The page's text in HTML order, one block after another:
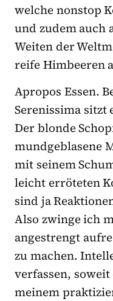
welche nonstop
und zudem auch
Weiten der
reife Himbeeren
Apropos Essen.
Serenissima sitzt
Der blonde
mundgeblasene
mit seinem
leicht erröteten
sind ja
Also zwinge ich
angestrengt
zu machen.
verfassen,
meinem